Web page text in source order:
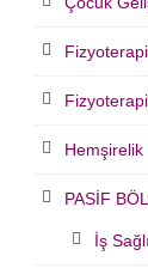
Hemşirelik
PASİF
İş